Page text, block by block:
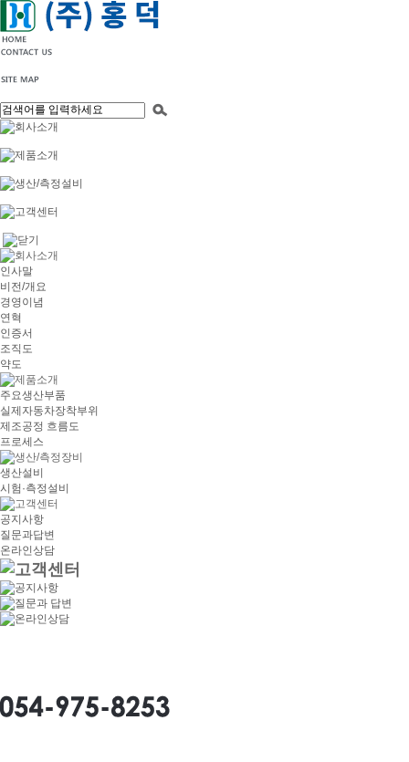
인사말
비전/개요
경영이념
연혁
인증서
조직도
약도
주요생산부품
실제자동차장착부위
제조공정 흐름도
프로세스
생산설비
시험·측정설비
공지사항
질문과답변
온라인상담